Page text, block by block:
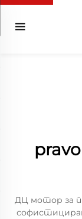
ДЦ мотор за